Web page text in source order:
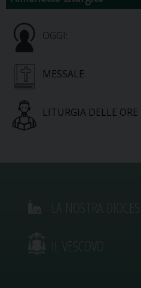
OGGI:
MESSALE
LITURGIA DELLE ORE
IL VESCOVO